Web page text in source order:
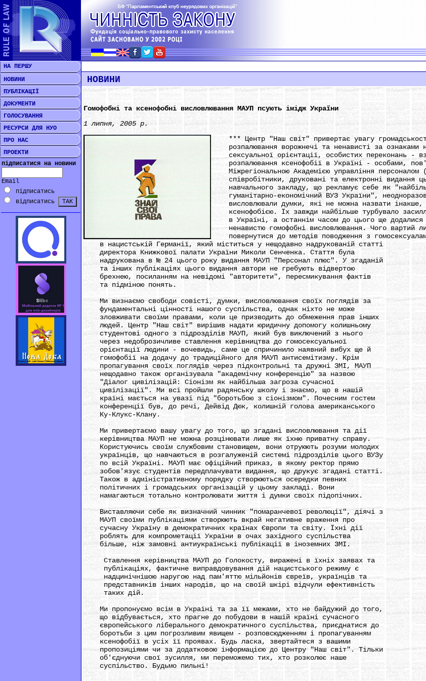
НА ПЕРШУ
НОВИНИ
ПУБЛІКАЦІЇ
ДОКУМЕНТИ
ГОЛОСУВАННЯ
РЕСУРСИ ДЛЯ НУО
ПРО НАС
ПРОЕКТИ
підписатися на новини
Email
підписатись
відписатись
НОВИНИ
Гомофобні та ксенофобні висловлювання МАУП псують імідж України
1 липня, 2005 р.
*** Центр "Наш світ" привертає увагу
розпалювання ворожнечі та ненависті за ознаками
сексуальної орієнтації, особистих переконань -
розпалювання ксенофобії в Україні - особами,
Міжрегіональною Академією управління персоналом
співробітники, друковані та електронні видання
навчального закладу, що рекламує себе як
гуманітарно-економічний ВУЗ України",
висловлювали думки, які не можна назвати інакше,
ксенофобією. Їх завжди найбільше турбувало
в Україні, а останнім часом до цього ще додалися
ненавистю гомофобні висловлювання. Чого вартий
повернутися до методів поводження з
в нацистській Германії, який міститься у нещодавно надрукованій статті
директора Книжкової палати України Миколи Сенченка. Стаття була
надрукована в № 24 цього року видання МАУП "Персонал плюс". У згаданій
та інших публікаціях цього видання автори не гребують відвертою
брехнею, посиланням на невідомі "авторитети", пересмикування фактів
та підміною понять.
Ми визнаємо свободи совісті, думки, висловлювання своїх поглядів за
фундаментальні цінності нашого суспільства, однак ніхто не може
зловживати своїми правами, коли це призводить до обмеження прав інших
людей. Центр "Наш світ" вирішив надати юридичну допомогу колишньому
студентові одного з підрозділів МАУП, який був виключений з нього
через недоброзичливе ставлення керівництва до гомосексуальної
орієнтації людини - вочевидь, саме це спричинило наявний вибух ще й
гомофобії на додачу до традиційного для МАУП антисемітизму. Крім
пропагування своїх поглядів через підконтрольні та дружні ЗМІ, МАУП
нещодавно також організувала "академічну конференцію" за назвою
"Діалог цивілізацій: Сіонізм як найбільша загроза сучасної
цивілізації". Ми всі пройшли радянську школу і знаємо, що в нашій
країні мається на увазі під "боротьбою з сіонізмом". Почесним гостем
конференції був, до речі, Дейвід Дюк, колишній голова американського
Ку-Клукс-Клану.
Ми привертаємо вашу увагу до того, що згадані висловлювання та дії
керівництва МАУП не можна розцінювати лише як їхню приватну справу.
Користуючись своїм службовим становищем, вони отруюють розуми молодих
українців, що навчаються в розгалуженій системі підрозділів цього ВУЗу
по всій Україні. МАУП має офіційний приказ, в якому ректор прямо
зобов'язує студентів передплачувати видання, що друкує згадані статті.
Також в адміністративному порядку створюються осередки певних
політичних і громадських організацій у цьому закладі. Вони
намагаються тотально контролювати життя і думки своїх підопічних.
Виставляючи себе як визначний чинник "помаранчевої революції", діячі з
МАУП своїми публікаціями створюють вкрай негативне враження про
сучасну Україну в демократичних країнах Європи та світу. Їхні дії
роблять для компрометації України в очах західного суспільства
більше, ніж замовні антиукраїнські публікації в іноземних ЗМІ.
Ставлення керівництва МАУП до Голокосту, виражені в їхніх заявах та
публікаціях, фактичне виправдовування дій нацистського режиму є
надцинічнішою наругою над пам'яттю мільйонів євреїв, українців та
представників інших народів, що на своїй шкірі відчули ефективність
таких дій.
Ми пропонуємо всім в Україні та за її межами, хто не байдужий до того,
що відбувається, хто прагне до побудови в нашій країні сучасного
європейського ліберального демократичного суспільства, приєднатися до
боротьби з цим погрозливим явищем - розповсюдженням і пропагуванням
ксенофобії в усіх її проявах. Будь ласка, звертайтеся з вашими
пропозиціями чи за додатковою інформацією до Центру "Наш світ". Тільки
об'єднуючи свої зусилля, ми переможемо тих, хто розколює наше
суспільство. Будьмо пильні!